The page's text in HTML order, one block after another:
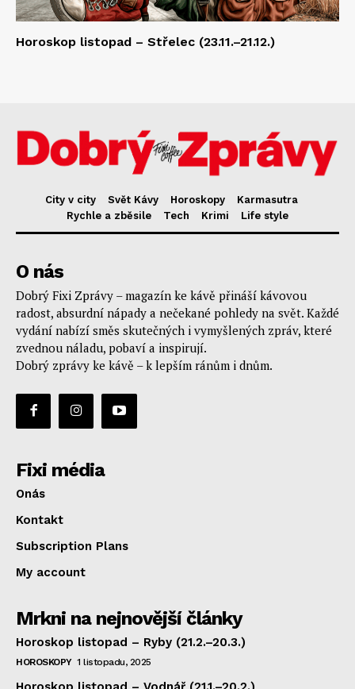
Horoskop listopad – Střelec (23.11.–21.12.)
City v city Svět Kávy Horoskopy
Karmasutra
Rychle a zběsile
Tech Krimi Life style
O nás
Dobrý Fixi Zprávy – magazín ke kávě přináší kávovou
radost, absurdní nápady a nečekané pohledy na svět. Každé
vydání nabízí směs skutečných i vymyšlených zpráv, které
zvednou náladu, pobaví a inspirují.
Dobrý zprávy ke kávě – k lepším ránům i dnům.
Fixi média
Onás
Kontakt
Subscription Plans
My account
Mrkni na nejnovější články
Horoskop listopad – Ryby (21.2.–20.3.)
HOROSKOPY 1 listopadu, 2025